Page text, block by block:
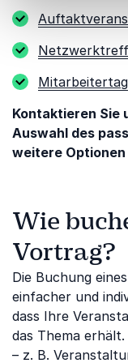
Mitarbeitertag
Kontaktieren Sie
Auswahl des
weitere
Wie
Vortrag?
Die Buchung
einfacher und
dass Ihre
das Thema
– z. B.